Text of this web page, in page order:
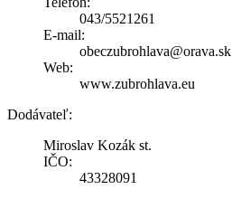
043/5521261
E-mail:
obeczubrohlava@orava.sk
Web:
www.zubrohlava.eu
Dodávateľ:
Miroslav Kozák st.
IČO:
43328091